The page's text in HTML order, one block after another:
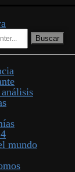
Buscar
mundo